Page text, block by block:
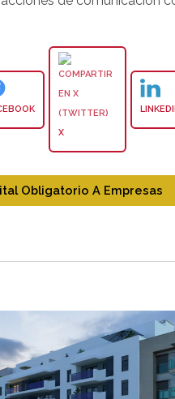
X
Obligatorio A Empresas